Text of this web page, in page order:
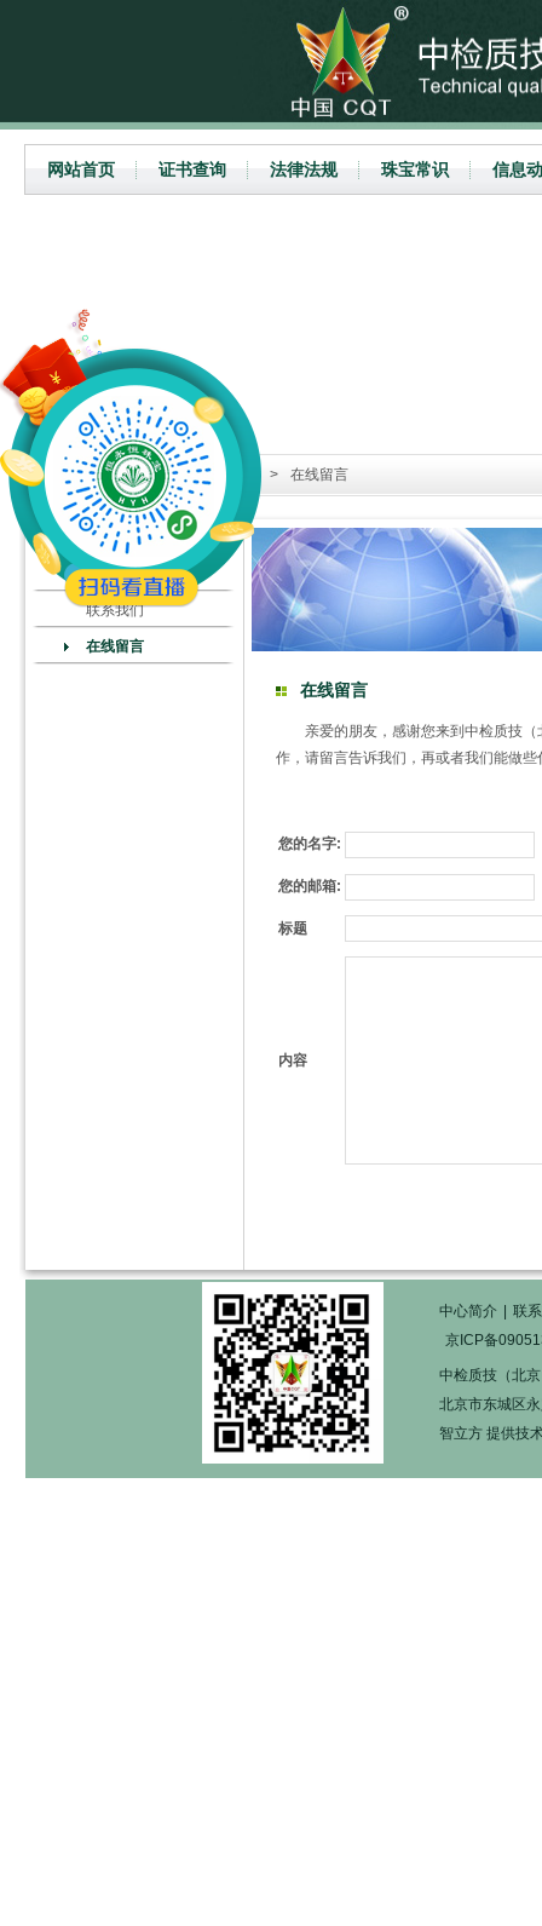
网站首页 证书查询 法律法规 珠宝常识 信息
当前位置： 首页 > 业务合作 > 在线留言
联系我们
在线留言
在线留言
亲爱的朋友，感谢您来到中检质技
作，请留言告诉我们，再或者我们能做
您的名字:
您的邮箱:
标题
内容
中心简介
联
京ICP备
中检质技（北
北京市东城区
智立方提供技